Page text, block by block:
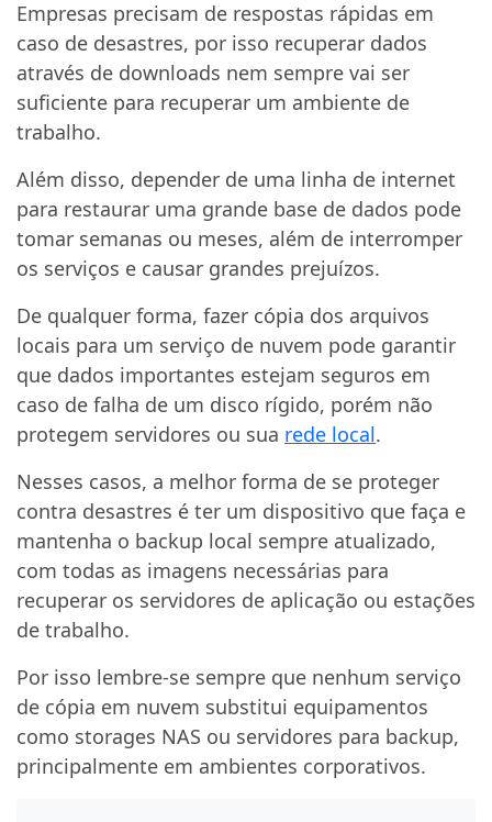
Empresas precisam de respostas rápidas em
caso de desastres, por isso recuperar dados
através de downloads nem sempre vai ser
suficiente para recuperar um ambiente de
trabalho.
Além disso, depender de uma linha de internet
para restaurar uma grande base de dados pode
tomar semanas ou meses, além de interromper
os serviços e causar grandes prejuízos.
De qualquer forma, fazer cópia dos arquivos
locais para um serviço de nuvem pode garantir
que dados importantes estejam seguros em
caso de falha de um disco rígido, porém não
protegem servidores ou sua rede local.
Nesses casos, a melhor forma de se proteger
contra desastres é ter um dispositivo que faça e
mantenha o backup local sempre atualizado,
com todas as imagens necessárias para
recuperar os servidores de aplicação ou estações
de trabalho.
Por isso lembre-se sempre que nenhum serviço
de cópia em nuvem substitui equipamentos
como storages NAS ou servidores para backup,
principalmente em ambientes corporativos.